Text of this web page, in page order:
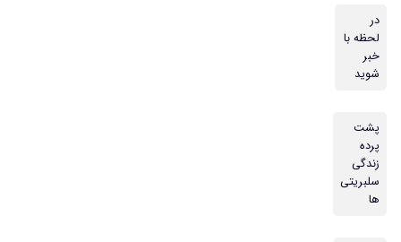
در
لحظه با
خبر
شوید
پشت
پرده
زندگی
سلبریتی
ها